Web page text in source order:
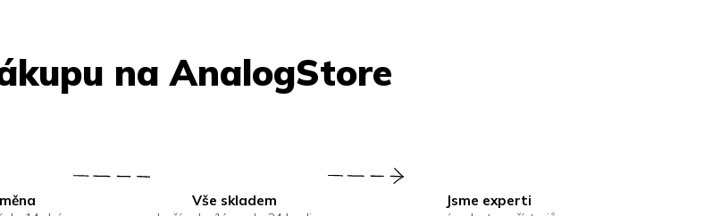
Vše skladem Jsme experti